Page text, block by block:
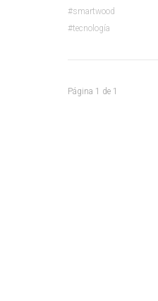
smartwood
tecnología
Página 1 de 1